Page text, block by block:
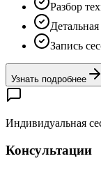
Разбор
Детальная
Запись
Узнать подробнее
Индивидуальная
Консультации